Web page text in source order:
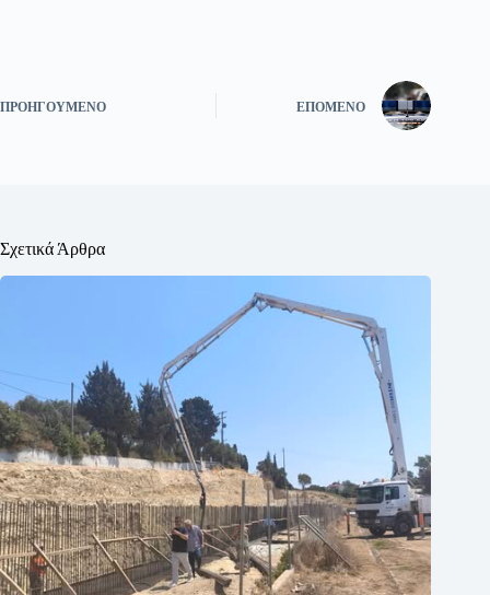
ΠΡΟΗΓΟΎΜΕΝΟ ΕΠΌΜΕΝΟ
Σχετικά Άρθρα